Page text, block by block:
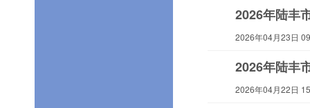
2026年陆丰
2026年04月23日
2026年陆丰
2026年04月22日